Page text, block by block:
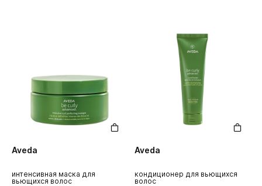
Aveda
интенсивная маска для
вьющихся волос
Aveda
кондиционер для вьющихся
волос